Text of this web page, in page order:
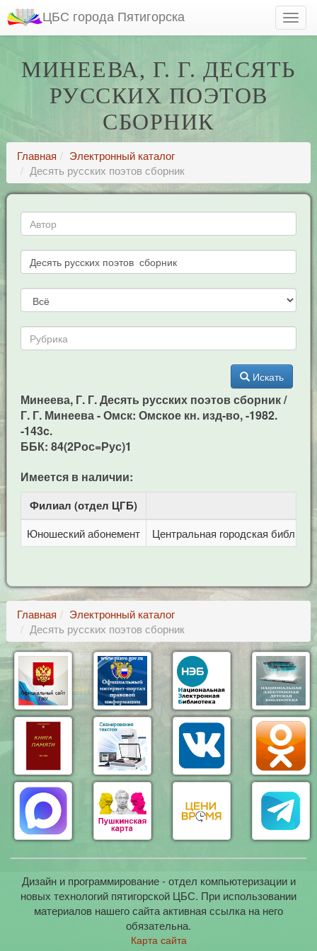
ЦБС города Пятигорска
МИНЕЕВА, Г. Г. ДЕСЯТЬ
РУССКИХ ПОЭТОВ
СБОРНИК
Главная
Электронный каталог
Десять русских поэтов сборник
Искать
Минеева, Г. Г. Десять русских поэтов сборник /
Г. Г. Минеева - Омск: Омское кн. изд-во, -1982.
-143c.
ББК: 84(2Рос=Рус)1
Имеется в наличии:
Филиал (отдел ЦГБ)
Юношеский абонемент Центральная городская
Главная
Электронный каталог
Десять русских поэтов сборник
Дизайн и программирование - отдел компьютеризации и
новых технологий пятигорской ЦБС. При использовании
материалов нашего сайта активная ссылка на него
обязательна.
Карта сайта